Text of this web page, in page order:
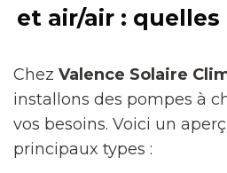
et air/air :
Chez Valence Solaire
installons des pompes à
vos besoins. Voici un
principaux types :